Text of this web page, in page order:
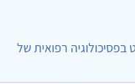
רפואית של